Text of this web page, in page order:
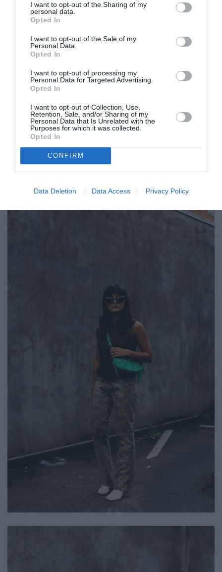
I want to opt-out of the Sharing of my
personal data.
Opted In
I want to opt-out of the Sale of my
Personal Data.
Opted In
I want to opt-out of processing my
Personal Data for Targeted Advertising.
Opted In
I want to opt-out of Collection, Use,
Retention, Sale, and/or Sharing of my
Personal Data that Is Unrelated with the
Purposes for which it was collected.
Opted In
CONFIRM
Data Deletion Data Access Privacy Policy